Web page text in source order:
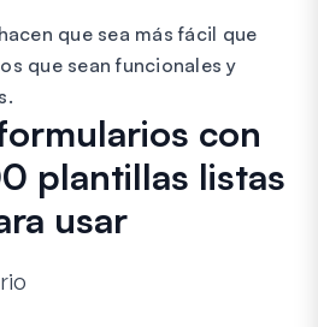
que sea más fácil que
que sean funcionales y
con
plantillas listas
usar